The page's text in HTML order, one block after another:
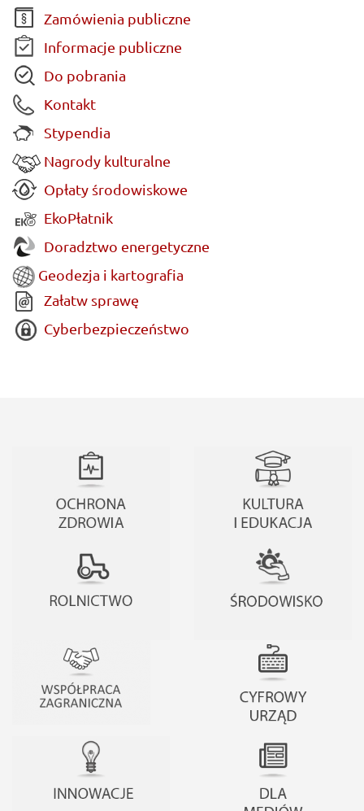
Zamówienia publiczne
Informacje publiczne
Do pobrania
Kontakt
Stypendia
Nagrody kulturalne
Opłaty środowiskowe
EkoPłatnik
Doradztwo energetyczne
Geodezja i kartografia
Załatw sprawę
Cyberbezpieczeństwo